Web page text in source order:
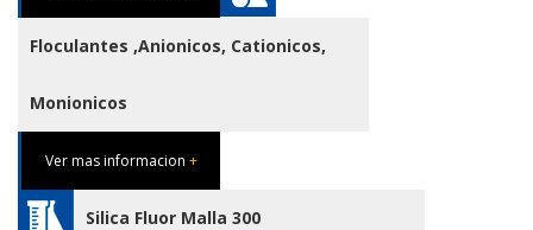
Floculantes ,Anionicos, Cationicos,
Monionicos
Ver mas informacion +
Silica Fluor Malla 300